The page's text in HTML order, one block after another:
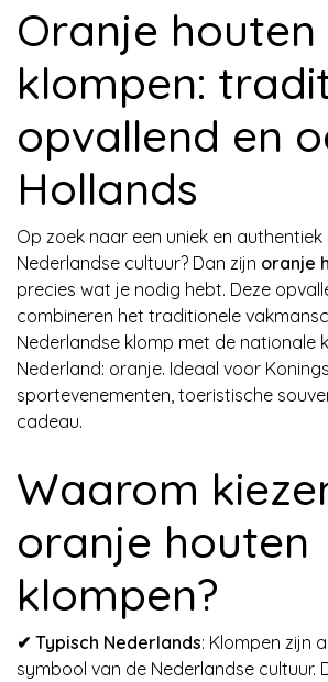
Oranje houten
klompen:
opvallend en
Hollands
Op zoek naar een uniek en authentiek
Nederlandse cultuur? Dan zijn oranje
precies wat je nodig hebt. Deze
combineren het traditionele
Nederlandse klomp met de nationale
Nederland: oranje. Ideaal voor
sportevenementen, toeristische
cadeau.
Waarom
oranje houten
klompen?
✔ Typisch Nederlands: Klompen zijn
symbool van de Nederlandse cultuur.